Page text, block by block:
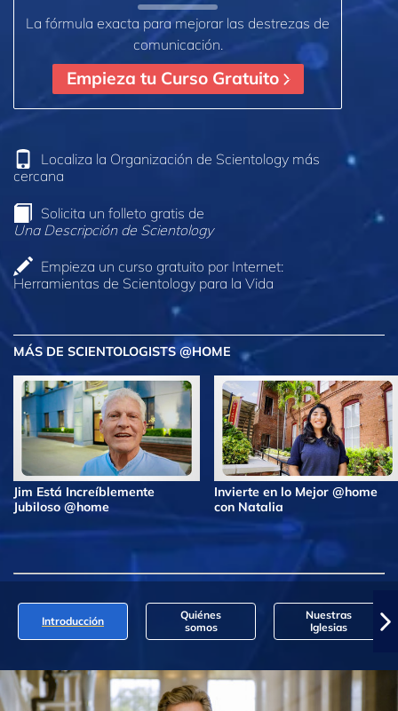
La fórmula exacta para mejorar las destrezas de
comunicación.
Empieza tu Curso Gratuito
Localiza la Organización de Scientology más
cercana
Solicita un folleto gratis de
Una Descripción de Scientology
Empieza un curso gratuito por Internet:
Herramientas de Scientology para la Vida
MÁS DE SCIENTOLOGISTS @HOME
Jim Está Increíblemente
Jubiloso @home
Invierte en lo Mejor @home
con Natalia
Introducción
Quiénes
somos
Nuestras
Iglesias